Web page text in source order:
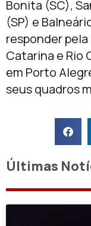
Bonita (SC),
(SP) e
responder
Catarina e Rio
em Porto
seus quadros
Últimas